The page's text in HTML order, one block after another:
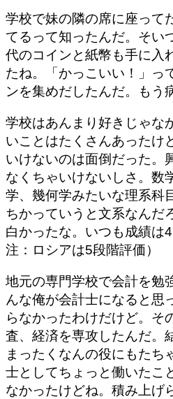
学校で妹の隣の席に座って
てるって知ったんだ。そい
代のコインと紙幣も手に入
たね。「かっこいい！」っ
ンを集めだしたんだ。もう
学校はあんまり好きじゃな
いことはたくさんあったけ
いけないのは面倒だった。
なくちゃいけないしさ。数
学、幾何学みたいな理系科
ちかっていうと文系なんだ
白かったな。いつも成績は
注：ロシアは5段階評価）
地元の専門学校で会計を勉
んな俺が会計士になると思
らなかったわけだけど。そ
査、経済を専攻したんだ。
まったくなんの役にもたち
士としてちょっと働いたこ
なかったけどね。積み上げ